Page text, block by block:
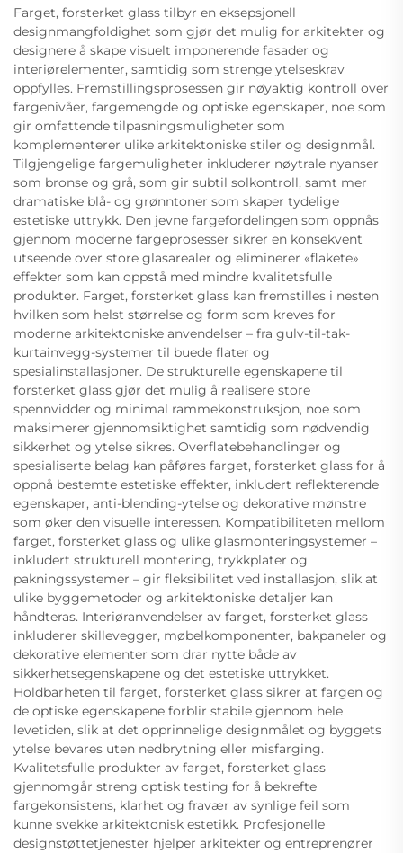
Farget, forsterket glass tilbyr en eksepsjonell
designmangfoldighet som gjør det mulig for arkitekter og
designere å skape visuelt imponerende fasader og
interiørelementer, samtidig som strenge ytelseskrav
oppfylles. Fremstillingsprosessen gir nøyaktig kontroll over
fargenivåer, fargemengde og optiske egenskaper, noe som
gir omfattende tilpasningsmuligheter som
komplementerer ulike arkitektoniske stiler og designmål.
Tilgjengelige fargemuligheter inkluderer nøytrale nyanser
som bronse og grå, som gir subtil solkontroll, samt mer
dramatiske blå- og grønntoner som skaper tydelige
estetiske uttrykk. Den jevne fargefordelingen som oppnås
gjennom moderne fargeprosesser sikrer en konsekvent
utseende over store glasarealer og eliminerer «flakete»
effekter som kan oppstå med mindre kvalitetsfulle
produkter. Farget, forsterket glass kan fremstilles i nesten
hvilken som helst størrelse og form som kreves for
moderne arkitektoniske anvendelser – fra gulv-til-tak-
kurtainvegg-systemer til buede flater og
spesialinstallasjoner. De strukturelle egenskapene til
forsterket glass gjør det mulig å realisere store
spennvidder og minimal rammekonstruksjon, noe som
maksimerer gjennomsiktighet samtidig som nødvendig
sikkerhet og ytelse sikres. Overflatebehandlinger og
spesialiserte belag kan påføres farget, forsterket glass for å
oppnå bestemte estetiske effekter, inkludert reflekterende
egenskaper, anti-blending-ytelse og dekorative mønstre
som øker den visuelle interessen. Kompatibiliteten mellom
farget, forsterket glass og ulike glasmonteringsystemer –
inkludert strukturell montering, trykkplater og
pakningssystemer – gir fleksibilitet ved installasjon, slik at
ulike byggemetoder og arkitektoniske detaljer kan
håndteras. Interiøranvendelser av farget, forsterket glass
inkluderer skillevegger, møbelkomponenter, bakpaneler og
dekorative elementer som drar nytte både av
sikkerhetsegenskapene og det estetiske uttrykket.
Holdbarheten til farget, forsterket glass sikrer at fargen og
de optiske egenskapene forblir stabile gjennom hele
levetiden, slik at det opprinnelige designmålet og byggets
ytelse bevares uten nedbrytning eller misfarging.
Kvalitetsfulle produkter av farget, forsterket glass
gjennomgår streng optisk testing for å bekrefte
fargekonsistens, klarhet og fravær av synlige feil som
kunne svekke arkitektonisk estetikk. Profesjonelle
designstøttetjenester hjelper arkitekter og entreprenører